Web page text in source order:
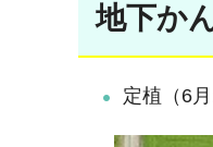
地下か
定植（6月